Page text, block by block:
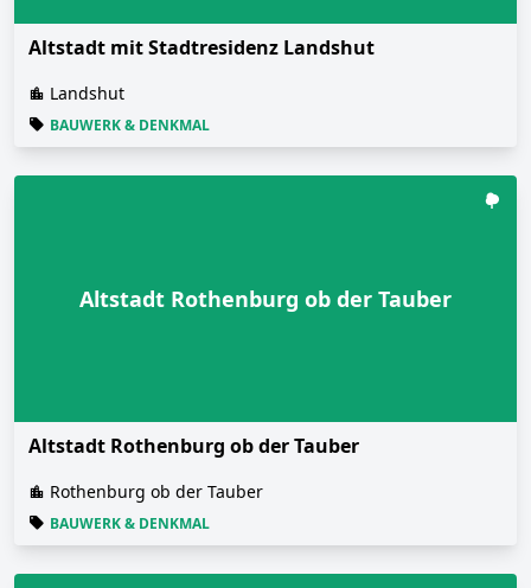
Altstadt mit Stadtresidenz Landshut
Landshut
BAUWERK & DENKMAL
Altstadt Rothenburg ob der Tauber
Altstadt Rothenburg ob der Tauber
Rothenburg ob der Tauber
BAUWERK & DENKMAL